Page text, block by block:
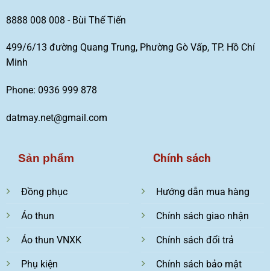
8888 008 008 - Bùi Thế Tiến
499/6/13 đường Quang Trung, Phường Gò Vấp, TP. Hồ Chí
Minh
Phone: 0936 999 878
datmay.net@gmail.com
Sản phẩm
Đồng phục
Áo thun
Áo thun VNXK
Phụ kiện
Chính sách
Hướng dẫn mua hàng
Chính sách giao nhận
Chính sách đổi trả
Chính sách bảo mật